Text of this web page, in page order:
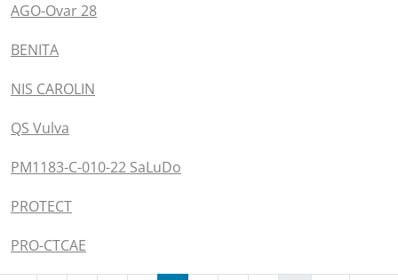
AGO-Ovar 28
BENITA
NIS CAROLIN
QS Vulva
PM1183-C-010-22 SaLuDo
PROTECT
PRO-CTCAE